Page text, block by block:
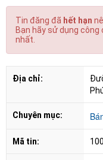
Tin đăng đã hết hạn
Bạn hãy sử dụng
nhất.
Địa chỉ:
Chuyên mục:
Mã tin: